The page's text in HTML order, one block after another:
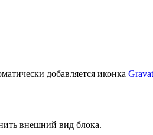
добавляется иконка
внешний вид блока.